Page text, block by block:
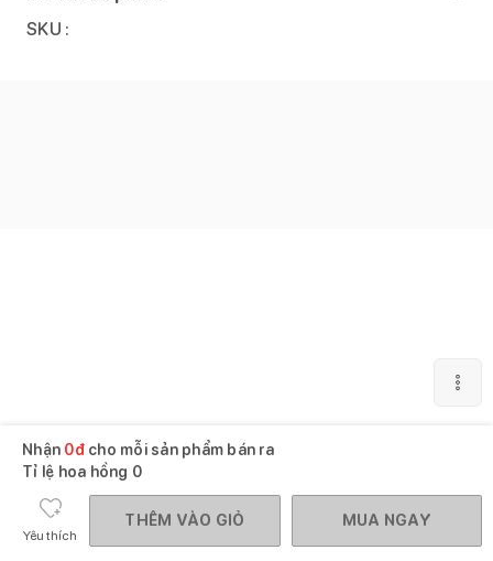
SKU :
Nhận 0đcho mỗi sản phẩm bán ra
Tỉ lệ hoa hồng 0
Yêu thích
THÊM VÀO GIỎ MUA NGAY